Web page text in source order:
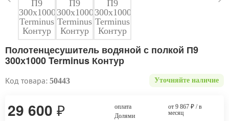
Полотенцесушитель водяной с полкой П9
300х1000 Terminus Контур
Код товара: 50443 Уточняйте наличие
29 600 ₽
оплата
Долями
от 9 867 ₽/ в
месяц